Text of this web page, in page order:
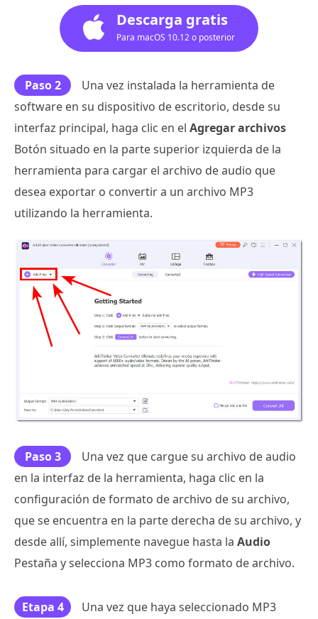
Descarga gratis
Para macOS 10.12 o posterior
Paso 2
Una vez instalada la herramienta de
software en su dispositivo de escritorio, desde su
interfaz principal, haga clic en el Agregar archivos
Botón situado en la parte superior izquierda de la
herramienta para cargar el archivo de audio que
desea exportar o convertir a un archivo MP3
utilizando la herramienta.
Paso 3
Una vez que cargue su archivo de audio
en la interfaz de la herramienta, haga clic en la
configuración de formato de archivo de su archivo,
que se encuentra en la parte derecha de su archivo, y
desde allí, simplemente navegue hasta la Audio
Pestaña y selecciona MP3 como formato de archivo.
Etapa 4
Una vez que haya seleccionado MP3